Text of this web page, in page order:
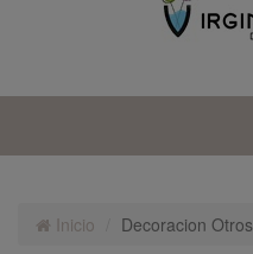
Inicio Decoracion Otros